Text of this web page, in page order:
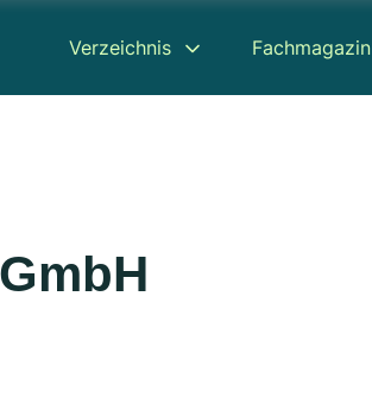
Verzeichnis Fachmagazin